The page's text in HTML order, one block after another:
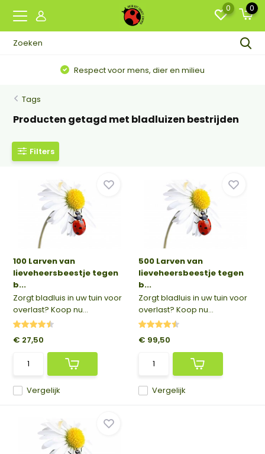
0 0
Respect voor mens, dier en milieu
Tags
Producten getagd met bladluizen bestrijden
Filters
100 Larven van
lieveheersbeestje tegen
b...
Zorgt bladluis in uw tuin voor
overlast? Koop nu...
Vergelijk
€ 27,50
500 Larven van
lieveheersbeestje tegen
b...
Zorgt bladluis in uw tuin voor
overlast? Koop nu...
Vergelijk
€ 99,50